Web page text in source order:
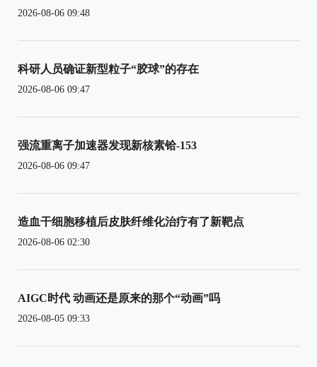
2026-08-06 09:48
科研人员确证新型粒子“胶球”的存在
2026-08-06 09:47
强流重离子加速器发现新核素铪-153
2026-08-06 09:47
造血干细胞移植后皮肤纤维化治疗有了新靶点
2026-08-06 02:30
AIGC时代 动画还是原来的那个“动画”吗
2026-08-05 09:33